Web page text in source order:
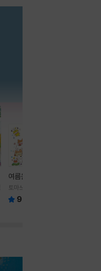
여름을 부탁해
토마쓰리 글그림
9.8